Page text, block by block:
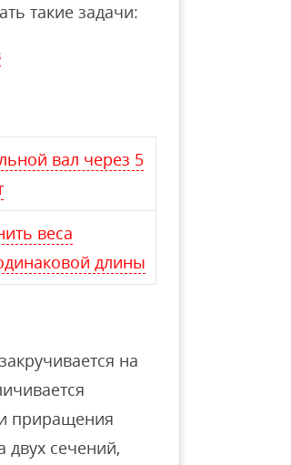
такие задачи:
вал через 5
веса
длины
на
приращения
сечений,